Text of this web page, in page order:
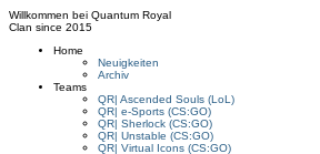
Willkommen bei Quantum Royal
Clan since 2015
Home
Neuigkeiten
Archiv
Teams
QR| Ascended Souls (LoL)
QR| e-Sports (CS:GO)
QR| Sherlock (CS:GO)
QR| Unstable (CS:GO)
QR| Virtual Icons (CS:GO)